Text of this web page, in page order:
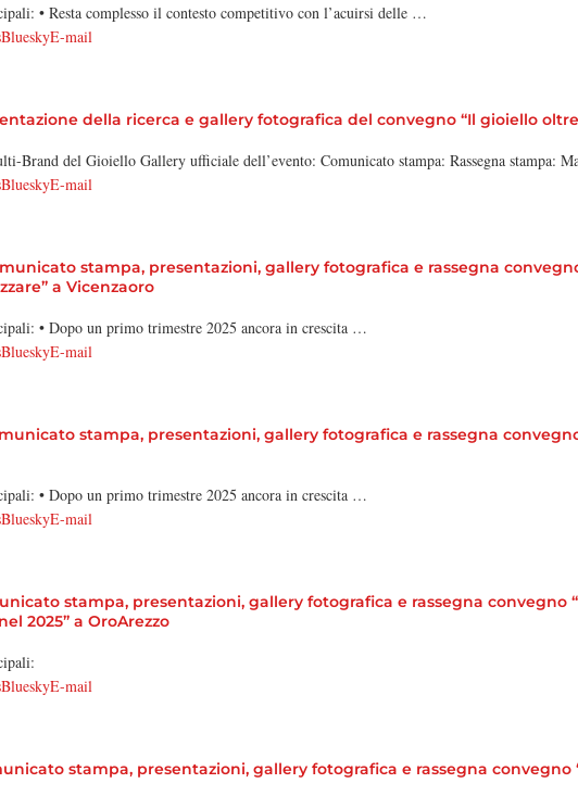
• Resta complesso il contesto competitivo con l’acuirsi delle …
BlueskyE-mail
della ricerca e gallery fotografica del convegno “Il gioiello
Brand del Gioiello Gallery ufficiale dell’evento: Comunicato stampa: Rassegna stampa:
BlueskyE-mail
stampa, presentazioni, gallery fotografica e rassegna
a Vicenzaoro
• Dopo un primo trimestre 2025 ancora in crescita …
BlueskyE-mail
stampa, presentazioni, gallery fotografica e rassegna
• Dopo un primo trimestre 2025 ancora in crescita …
BlueskyE-mail
stampa, presentazioni, gallery fotografica e rassegna
2025” a OroArezzo
BlueskyE-mail
stampa, presentazioni, gallery fotografica e rassegna